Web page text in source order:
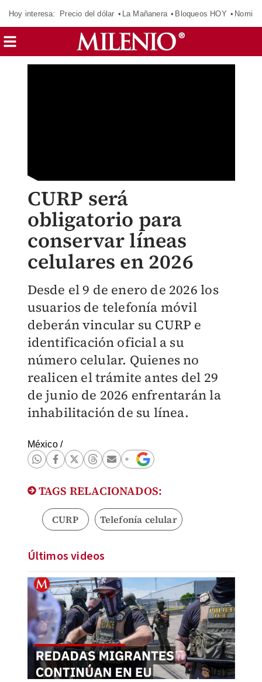
Hoy interesa: Precio del dólar La Mañanera Bloqueos HOY
CURP será
obligatorio para
conservar líneas
celulares en 2026
Desde el 9 de enero de 2026 los
usuarios de telefonía móvil
deberán vincular su CURP e
identificación oficial a su
número celular. Quienes no
realicen el trámite antes del 29
de junio de 2026 enfrentarán la
inhabilitación de su línea.
México/
TAGS RELACIONADOS:
CURP Telefonía celular
Últimos videos